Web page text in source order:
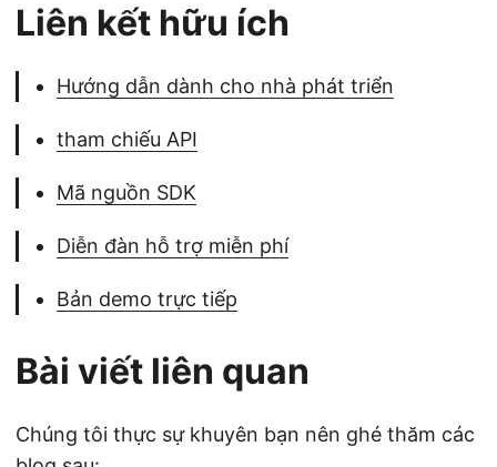
Liên kết hữu ích
Hướng dẫn dành cho nhà phát triển
tham chiếu API
Mã nguồn SDK
Diễn đàn hỗ trợ miễn phí
Bản demo trực tiếp
Bài viết liên quan
Chúng tôi thực sự khuyên bạn nên ghé thăm các